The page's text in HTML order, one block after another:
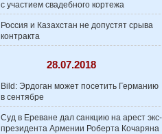
с участием свадебного кортежа
Россия и Казахстан не допустят срыва
контракта
28.07.2018
Bild: Эрдоган может посетить Германию
в сентябре
Суд в Ереване дал санкцию на арест экс-
президента Армении Роберта Кочаряна